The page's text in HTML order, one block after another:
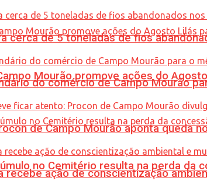
Mourão promove ações do
no Cemitério resulta na perda da
cerca de 5 toneladas de fios
do comércio de Campo Mourão
de Campo Mourão aponta queda
recebe ação de conscientização